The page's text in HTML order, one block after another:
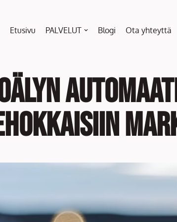
Etusivu PALVELUT Blogi Ota yhteyttä